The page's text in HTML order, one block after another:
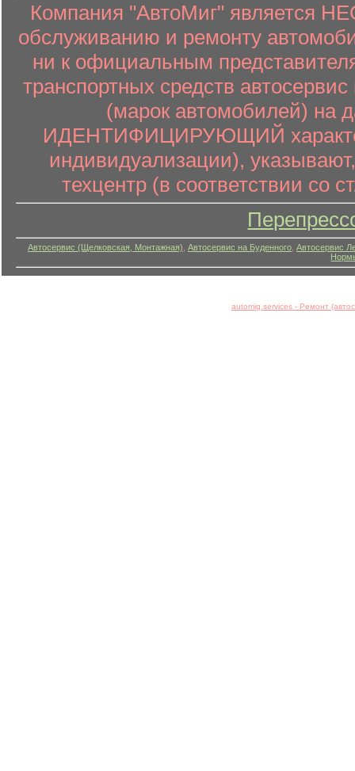
Компания "АвтоМиг" является
обслуживанию и ремонту
ни к официальным
транспортных средств
(марок автомобилей) на
ИДЕНТИФИЦИРУЮЩИЙ характер
индивидуализации),
техцентр (в соответствии со
Автосервис (Щелковская, Монтажная) Автосервис на Буденного Автосервис
automig.services - Ремонт